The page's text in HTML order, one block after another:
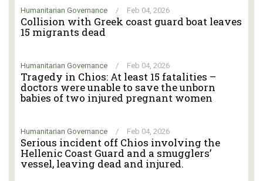
Humanitarian Governance / Feb 04, 2026
Collision with Greek coast guard boat leaves
15 migrants dead
Humanitarian Governance / Feb 04, 2026
Tragedy in Chios: At least 15 fatalities –
doctors were unable to save the unborn
babies of two injured pregnant women
Humanitarian Governance / Feb 04, 2026
Serious incident off Chios involving the
Hellenic Coast Guard and a smugglers’
vessel, leaving dead and injured.